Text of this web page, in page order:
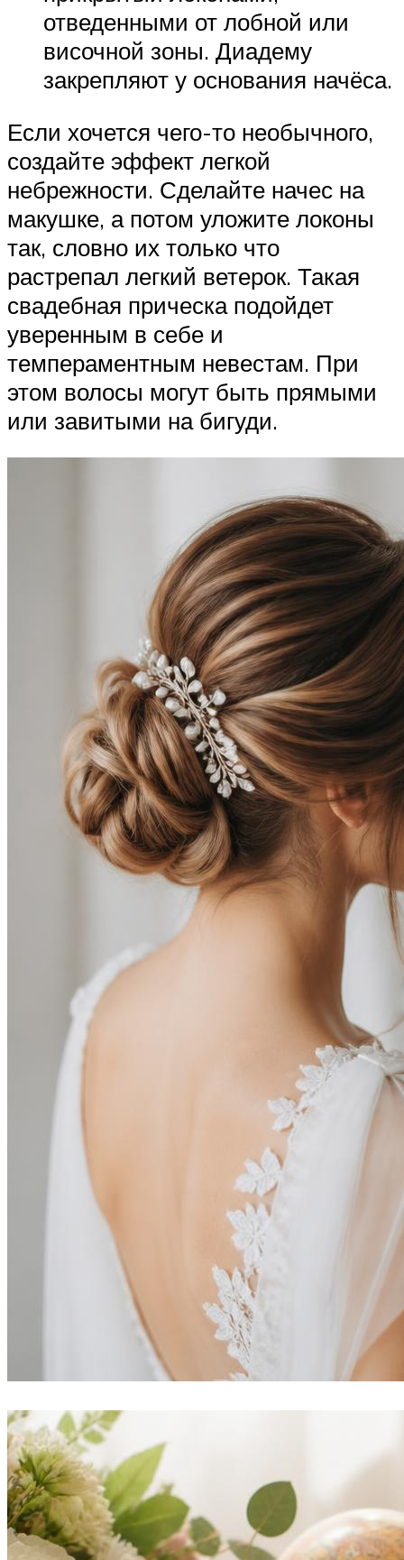
отведенными от лобной или
височной зоны. Диадему
закрепляют у основания начёса.
Если хочется чего-то необычного,
создайте эффект легкой
небрежности. Сделайте начес на
макушке, а потом уложите локоны
так, словно их только что
растрепал легкий ветерок. Такая
свадебная прическа подойдет
уверенным в себе и
темпераментным невестам. При
этом волосы могут быть прямыми
или завитыми на бигуди.